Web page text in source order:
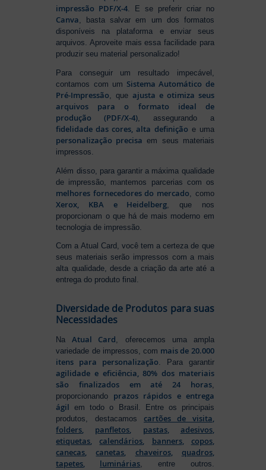
impressão PDF/X-4 . E se preferir criar no
Canva , basta salvar em um dos formatos
disponíveis na plataforma e enviar seus
arquivos. Aproveite mais essa facilidade para
produzir seu material personalizado!
Para conseguir um resultado impecável,
contamos com um Sistema Automático de
Pré-Impressão , queajusta e otimiza seus
arquivos para o formato ideal de
produção (PDF/X-4) , assegurando a
fidelidade das cores, alta definição e uma
personalização precisa em seus materiais
impressos.
Além disso, para garantir a máxima qualidade
de impressão, mantemos parcerias com os
melhores fornecedores do mercado , como
Xerox, KBA e Heidelberg , que nos
proporcionam o que há de mais moderno em
tecnologia de impressão.
Com a Atual Card, você tem a certeza de que
seus materiais serão impressos com a mais
alta qualidade, desde a criação da arte até a
entrega do produto final.
Diversidade de Produtos para suas
Necessidades
NaAtual Card, oferecemos uma ampla
variedade de impressos, com mais de 20.000
itens para personalização. Para garantir
agilidade e eficiência, 80% dos materiais
são finalizados em até 24 horas,
proporcionando prazos rápidos e entrega
ágil em todo o Brasil. Entre os principais
produtos, destacamos cartões de visita,
folders, panfletos, pastas, adesivos,
etiquetas,calendários, banners, copos,
canecas,canetas, chaveiros, quadros,
tapetes, luminárias, entre outros.